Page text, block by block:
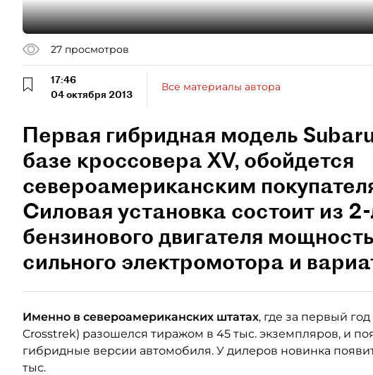
27 просмотров
17:46
04 октября 2013
Все материалы автора
Первая гибридная модель
базе кроссовера XV, обойдется
североамериканским
Силовая установка состоит из
бензинового двигателя
сильного электромотора и
Именно в североамериканских штатах, где за первый
Crosstrek) разошелся тиражом в 45 тыс. экземпляров, и
гибридные версии автомобиля. У дилеров новинка
тыс.